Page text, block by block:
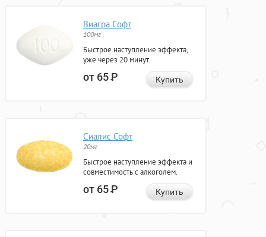
Виагра Софт
100мг
Быстрое наступление эффекта,
уже через 20 минут.
от 65Р Купить
Сиалис Софт
20мг
Быстрое наступление эффекта и
совместимость с алкоголем.
от 65Р Купить